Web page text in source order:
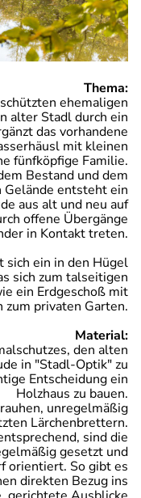
Thema:
ehemaligen
alter Stadl durch ein
das vorhandene
mit kleinen
fünfköpfige Familie.
Bestand und dem
Gelände entsteht ein
aus alt und neu auf
offene Übergänge
in Kontakt treten.
sich ein in den Hügel
sich zum talseitigen
ein Erdgeschoß mit
privaten Garten.
Material:
den alten
in "Stadl-Optik" zu
Entscheidung ein
Holzhaus zu bauen.
unregelmäßig
Lärchenbrettern.
sind die
gesetzt und
orientiert. So gibt es
direkten Bezug ins